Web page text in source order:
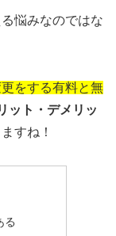
悩みなのではな
をする有料と無
ット・デメリッ
すね！
る